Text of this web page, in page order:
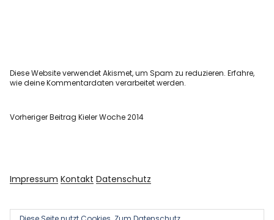
Diese Website verwendet Akismet, um Spam zu reduzieren.Erfahre,
wie deine Kommentardaten verarbeitet werden.
Vorheriger Beitrag Kieler Woche 2014
Impressum Kontakt Datenschutz